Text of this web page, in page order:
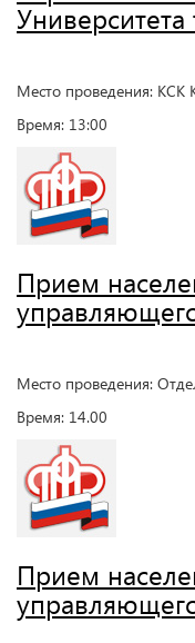
Университета
Место проведения:
Время: 13:00
Прием
Место проведения:
Время: 14.00
Прием